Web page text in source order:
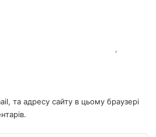
та адресу сайту в цьому браузері